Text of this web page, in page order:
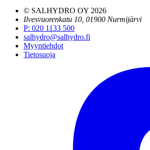
© SALHYDRO OY 2026
Ilvesvuorenkatu 10, 01900 Nurmijärvi
P: 020 1133 500
salhydro@salhydro.fi
Myyntiehdot
Tietosuoja